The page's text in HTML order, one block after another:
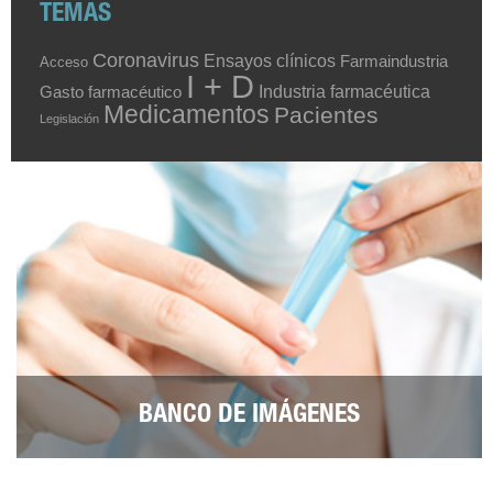
TEMAS
Acceso Coronavirus Ensayos clínicos Farmaindustria
Gasto farmacéutico I + D Industria farmacéutica
Legislación Medicamentos Pacientes
BANCO DE IMÁGENES